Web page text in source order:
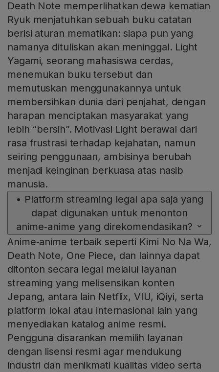
Death Note memperlihatkan dewa kematian
Ryuk menjatuhkan sebuah buku catatan
berisi aturan mematikan: siapa pun yang
namanya dituliskan akan meninggal. Light
Yagami, seorang mahasiswa cerdas,
menemukan buku tersebut dan
memutuskan menggunakannya untuk
membersihkan dunia dari penjahat, dengan
harapan menciptakan masyarakat yang
lebih “bersih”. Motivasi Light berawal dari
rasa frustrasi terhadap kejahatan, namun
seiring penggunaan, ambisinya berubah
menjadi keinginan berkuasa atas nasib
manusia.
• Platform streaming legal apa saja yang
dapat digunakan untuk menonton
anime‑anime yang direkomendasikan?
Anime‑anime terbaik seperti Kimi No Na Wa,
Death Note, One Piece, dan lainnya dapat
ditonton secara legal melalui layanan
streaming yang melisensikan konten
Jepang, antara lain Netflix, VIU, iQiyi, serta
platform lokal atau internasional lain yang
menyediakan katalog anime resmi.
Pengguna disarankan memilih layanan
dengan lisensi resmi agar mendukung
industri dan menikmati kualitas video serta